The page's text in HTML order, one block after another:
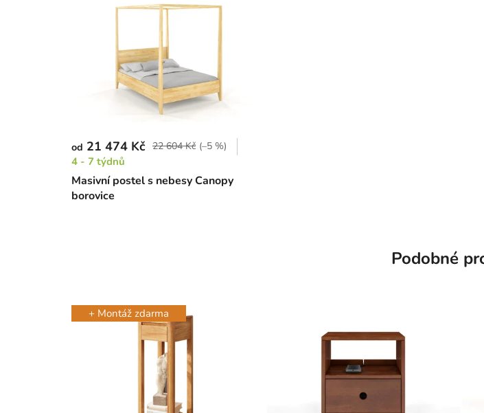
Masivní postel s nebesy Canopy
borovice
od 21 474 Kč 22 604 Kč (–5 %)
4 - 7 týdnů
Podobné
+ Montáž zdarma